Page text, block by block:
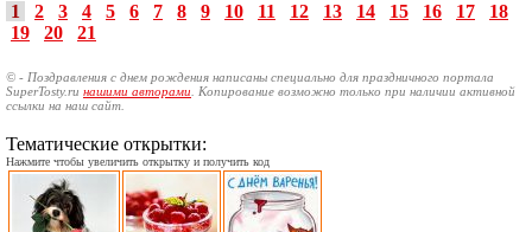
1
2 3 4 5 6 7 8 9 10 11 12 13 14 15 16 17
18
19
20 21
© - Поздравления с днем рождения написаны специально для праздничного портала
SuperTosty.ru нашими авторами . Копирование возможно только при наличии активной
ссылки на наш сайт.
Тематические открытки:
Нажмите чтобы увеличить открытку и получить код